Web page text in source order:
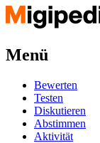
Menü
Bewerten
Testen
Diskutieren
Abstimmen
Aktivität